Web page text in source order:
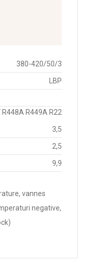
380-420/50/3
LBP
R449A R22
3,5
2,5
9,9
vannes
negative,